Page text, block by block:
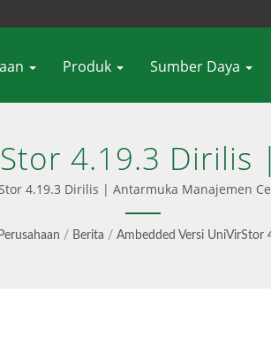
Produk Sumber Daya
4.19.3 Dirilis
S3 Terpadu -
4.19.3 Dirilis | Antarmuka Manajemen
Perusahaan / Berita / Ambedded Versi UniVirStor